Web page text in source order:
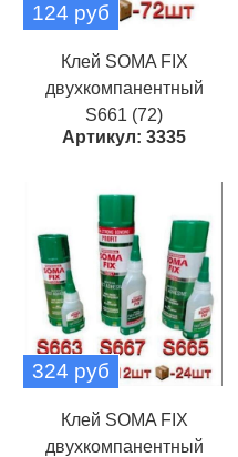
124 руб
Клей SOMA FIX
двухкомпанентный
S661 (72)
Артикул: 3335
324 руб
Клей SOMA FIX
двухкомпанентный